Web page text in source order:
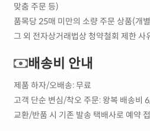
맞춤 주문 등)
품목당 25매 미만의 소량 주문 상품(개
그 외 전자상거래법상 청약철회 제한 사
배송비 안내
제품 하자/오배송: 무료
고객 단순 변심/착오 주문: 왕복 배송비
교환/반품 시 기존 발송 택배사로 예약